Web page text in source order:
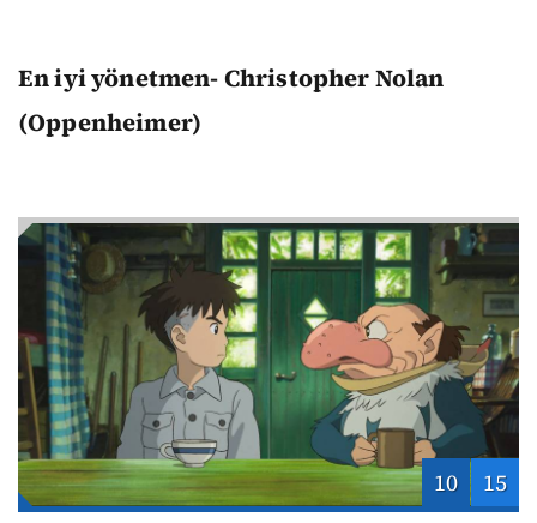
En iyi yönetmen- Christopher Nolan
(Oppenheimer)
10 15